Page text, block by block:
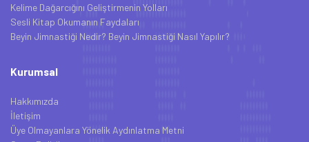
Kelime Dağarcığını Geliştirmenin Yolları
Sesli Kitap Okumanın Faydaları
Beyin Jimnastiği Nedir? Beyin Jimnastiği Nasıl Yapılır?
Kurumsal
Hakkımızda
İletişim
Üye Olmayanlara Yönelik Aydınlatma Metni